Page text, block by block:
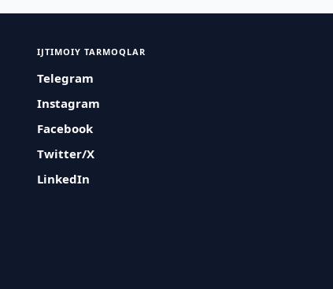
IJTIMOIY TARMOQLAR
Telegram
Instagram
Facebook
Twitter/X
LinkedIn